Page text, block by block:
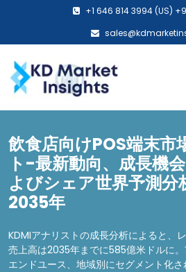
+1 646 814 3994 (US)
飲食店向けPOS端末市
ト-最新動向、成長機
よびシェア世界予測
2035年
KDMIアナリストの成長分析によると、
売上高は2035年までに585億米ドルに。
エンドユース、地域別にセグメント化さ